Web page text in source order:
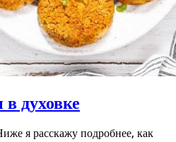
духовке
я расскажу подробнее, как